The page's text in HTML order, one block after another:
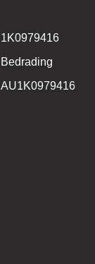
1K0979416
Bedrading
AU1K0979416